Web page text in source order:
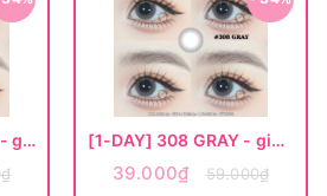
[1-DAY] 227 CHOCO - giãn nhỏ [1-DAY] 308 GRAY - giãn vừa
39.000₫ 59.000₫